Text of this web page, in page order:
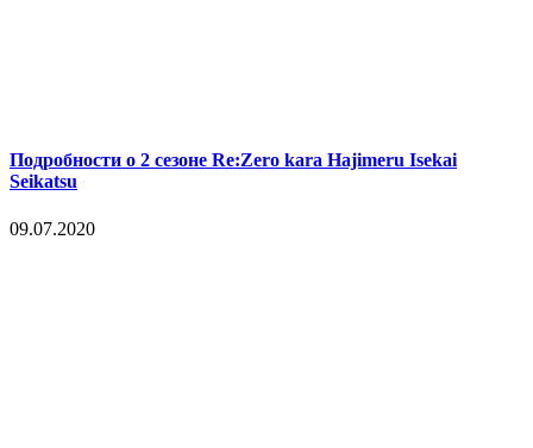
Подробности о 2 сезоне Re:Zero kara Hajimeru Isekai
Seikatsu
09.07.2020